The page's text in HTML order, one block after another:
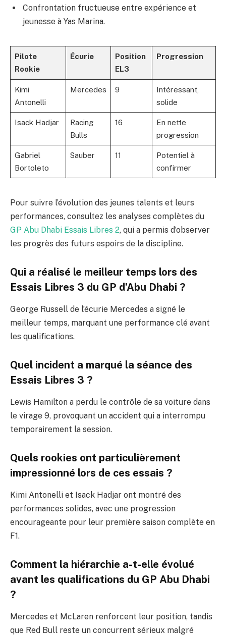
Confrontation fructueuse entre expérience et
jeunesse à Yas Marina.
Pilote
Rookie
Écurie
Position
EL3
Progression
Kimi
Antonelli
Mercedes 9
Intéressant,
solide
Isack Hadjar
Racing
Bulls
16
En nette
progression
Gabriel
Bortoleto
Sauber 11
Potentiel à
confirmer
Pour suivre l’évolution des jeunes talents et leurs
performances, consultez les analyses complètes du
GP Abu Dhabi Essais Libres 2, qui a permis d’observer
les progrès des futurs espoirs de la discipline.
Qui a réalisé le meilleur temps lors des
Essais Libres 3 du GP d’Abu Dhabi ?
George Russell de l’écurie Mercedes a signé le
meilleur temps, marquant une performance clé avant
les qualifications.
Quel incident a marqué la séance des
Essais Libres 3 ?
Lewis Hamilton a perdu le contrôle de sa voiture dans
le virage 9, provoquant un accident qui a interrompu
temporairement la session.
Quels rookies ont particulièrement
impressionné lors de ces essais ?
Kimi Antonelli et Isack Hadjar ont montré des
performances solides, avec une progression
encourageante pour leur première saison complète en
F1.
Comment la hiérarchie a-t-elle évolué
avant les qualifications du GP Abu Dhabi
?
Mercedes et McLaren renforcent leur position, tandis
que Red Bull reste un concurrent sérieux malgré